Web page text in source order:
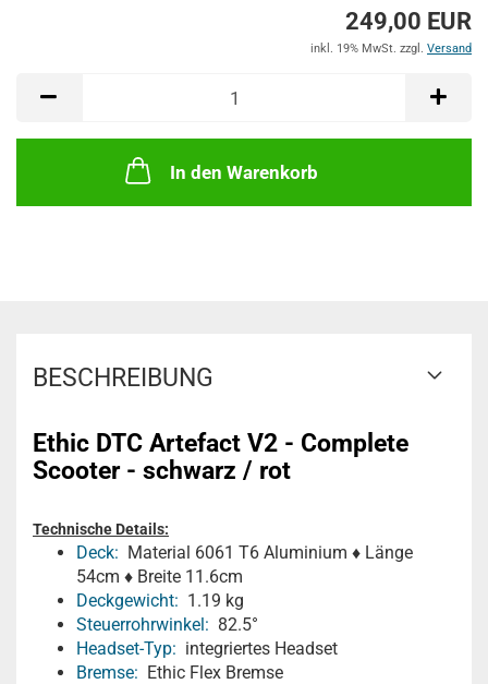
249,00 EUR
inkl. 19% MwSt. zzgl. Versand
In den Warenkorb
BESCHREIBUNG
Ethic DTC Artefact V2 - Complete
Scooter - schwarz / rot
Technische Details:
Deck: Material 6061 T6 Aluminium ♦ Länge
54cm ♦ Breite 11.6cm
Deckgewicht: 1.19 kg
Steuerrohrwinkel: 82.5°
Headset-Typ: integriertes Headset
Bremse: Ethic Flex Bremse